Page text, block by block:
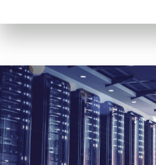
En
savoir
plus